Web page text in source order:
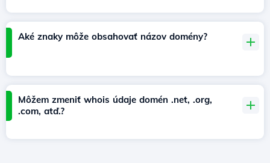
Aké znaky môže obsahovať názov domény?
Môžem zmeniť whois údaje domén .net, .org,
.com, atď.?